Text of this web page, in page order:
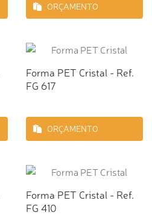
ORÇAMENTO
Forma PET Cristal - Ref.
FG 617
ORÇAMENTO
Forma PET Cristal - Ref.
FG 410